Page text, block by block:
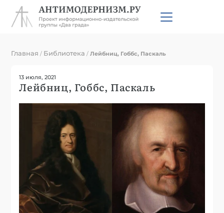
Главная / Библиотека /Лейбниц, Гоббс, Паскаль
13 июля, 2021
Лейбниц, Гоббс, Паскаль